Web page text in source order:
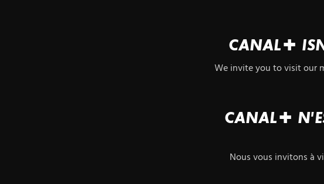
CANAL+
We invite you to visit our
CANAL+
Nous vous invitons à